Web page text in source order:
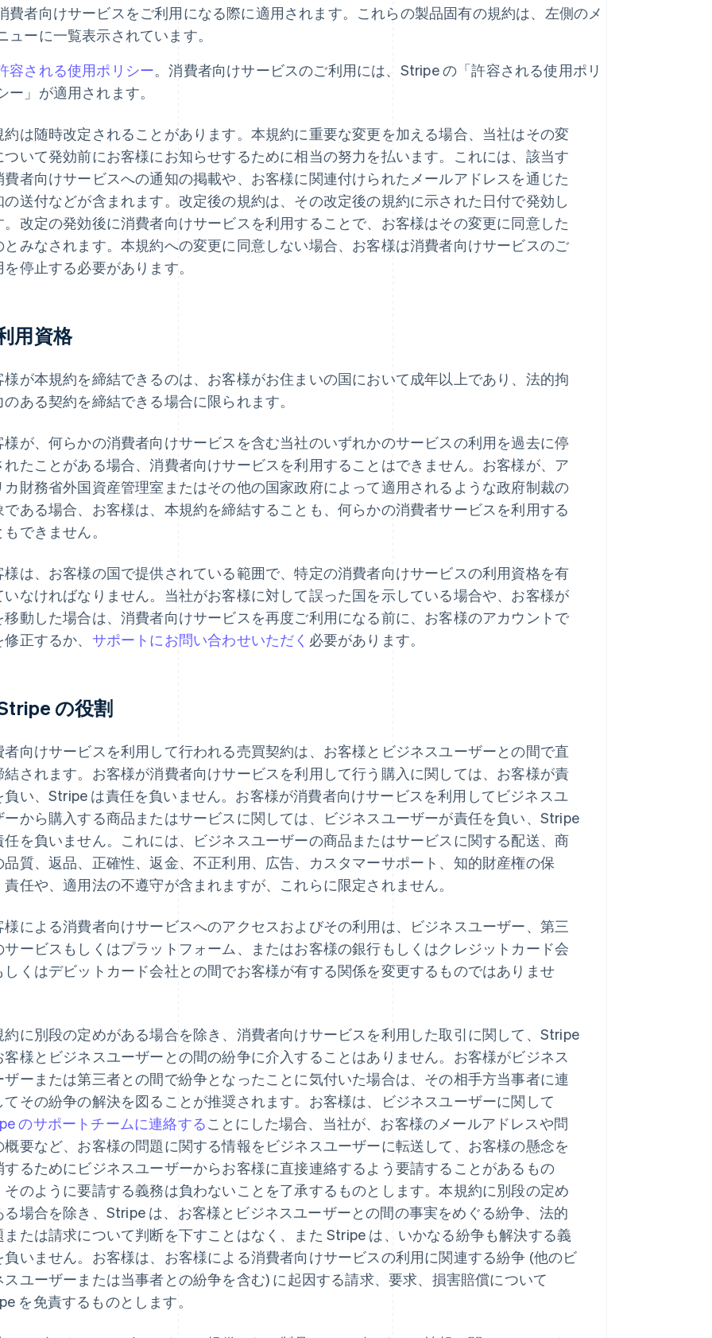
費者向けサービスをご利用になる際に適用されます。これらの製品固有の規約は、左側のメ
ューに一覧表示されています。
容される使用ポリシー。消費者向けサービスのご利用には、Stripe の「許容される使用ポリ
ー」が適用されます。
約は随時改定されることがあります。本規約に重要な変更を加える場合、当社はその変
ついて発効前にお客様にお知らせするために相当の努力を払います。これには、該当す
費者向けサービスへの通知の掲載や、お客様に関連付けられたメールアドレスを通じた
の送付などが含まれます。改定後の規約は、その改定後の規約に示された日付で発効し
。改定の発効後に消費者向けサービスを利用することで、お客様はその変更に同意した
とみなされます。本規約への変更に同意しない場合、お客様は消費者向けサービスのご
を停止する必要があります。
用資格
様が本規約を締結できるのは、お客様がお住まいの国において成年以上であり、法的拘
のある契約を締結できる場合に限られます。
様が、何らかの消費者向けサービスを含む当社のいずれかのサービスの利用を過去に停
れたことがある場合、消費者向けサービスを利用することはできません。お客様が、ア
カ財務省外国資産管理室またはその他の国家政府によって適用されるような政府制裁の
である場合、お客様は、本規約を締結することも、何らかの消費者サービスを利用する
できません。
様は、お客様の国で提供されている範囲で、特定の消費者向けサービスの利用資格を有
いなければなりません。当社がお客様に対して誤った国を示している場合や、お客様が
移動した場合は、消費者向けサービスを再度ご利用になる前に、お客様のアカウントで
正するか、 サポートにお問い合わせいただく 必要があります。
の役割
者向けサービスを利用して行われる売買契約は、お客様とビジネスユーザーとの間で直
結されます。お客様が消費者向けサービスを利用して行う購入に関しては、お客様が責
負い、Stripe は責任を負いません。お客様が消費者向けサービスを利用してビジネスユ
ーから購入する商品またはサービスに関しては、ビジネスユーザーが責任を負い、Stripe
任を負いません。これには、ビジネスユーザーの商品またはサービスに関する配送、商
品質、返品、正確性、返金、不正利用、広告、カスタマーサポート、知的財産権の保
責任や、適用法の不遵守が含まれますが、これらに限定されません。
様による消費者向けサービスへのアクセスおよびその利用は、ビジネスユーザー、第三
サービスもしくはプラットフォーム、またはお客様の銀行もしくはクレジットカード会
しくはデビットカード会社との間でお客様が有する関係を変更するものではありませ
約に別段の定めがある場合を除き、消費者向けサービスを利用した取引に関して、Stripe
客様とビジネスユーザーとの間の紛争に介入することはありません。お客様がビジネス
ザーまたは第三者との間で紛争となったことに気付いた場合は、その相手方当事者に連
てその紛争の解決を図ることが推奨されます。お客様は、ビジネスユーザーに関して
のサポートチームに連絡することにした場合、当社が、お客様のメールアドレスや問
概要など、お客様の問題に関する情報をビジネスユーザーに転送して、お客様の懸念を
するためにビジネスユーザーからお客様に直接連絡するよう要請することがあるもの
そのように要請する義務は負わないことを了承するものとします。本規約に別段の定め
る場合を除き、Stripe は、お客様とビジネスユーザーとの間の事実をめぐる紛争、法的
または請求について判断を下すことはなく、また Stripe は、いかなる紛争も解決する義
負いません。お客様は、お客様による消費者向けサービスの利用に関連する紛争 (他のビ
スユーザーまたは当事者との紛争を含む) に起因する請求、要求、損害賠償について
を免責するものとします。